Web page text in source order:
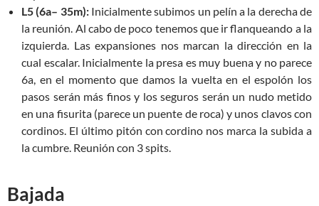
L5 (6a– 35m):Inicialmente subimos un pelín a la derecha de
la reunión. Al cabo de poco tenemos que ir flanqueando a la
izquierda. Las expansiones nos marcan la dirección en la
cual escalar. Inicialmente la presa es muy buena y no parece
6a, en el momento que damos la vuelta en el espolón los
pasos serán más finos y los seguros serán un nudo metido
en una fisurita (parece un puente de roca) y unos clavos con
cordinos. El último pitón con cordino nos marca la subida a
la cumbre. Reunión con 3 spits.
Bajada